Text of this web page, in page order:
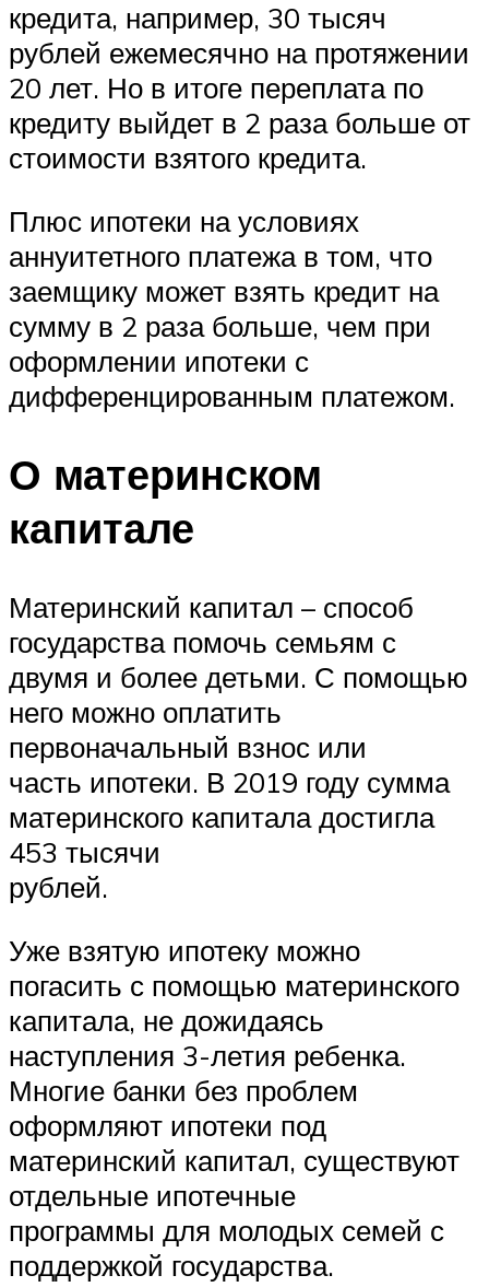
кредита, например, 30 тысяч
рублей ежемесячно на протяжении
20 лет. Но в итоге переплата по
кредиту выйдет в 2 раза больше от
стоимости взятого кредита.
Плюс ипотеки на условиях
аннуитетного платежа в том, что
заемщику может взять кредит на
сумму в 2 раза больше, чем при
оформлении ипотеки с
дифференцированным платежом.
О материнском
капитале
Материнский капитал – способ
государства помочь семьям с
двумя и более детьми. С помощью
него можно оплатить
первоначальный взнос или
часть ипотеки. В 2019 году сумма
материнского капитала достигла
453 тысячи
рублей.
Уже взятую ипотеку можно
погасить с помощью материнского
капитала, не дожидаясь
наступления 3-летия ребенка.
Многие банки без проблем
оформляют ипотеки под
материнский капитал, существуют
отдельные ипотечные
программы для молодых семей с
поддержкой государства.